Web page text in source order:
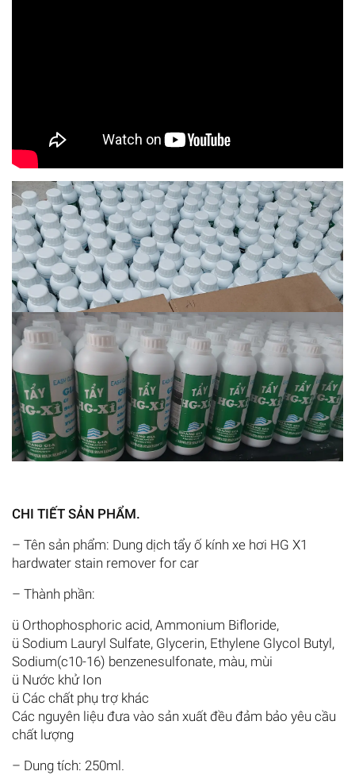
CHI TIẾT SẢN PHẨM.
– Tên sản phẩm: Dung dịch tẩy ố kính xe hơi HG X1
hardwater stain remover for car
– Thành phần:
ü Orthophosphoric acid, Ammonium Bifloride,
ü Sodium Lauryl Sulfate, Glycerin, Ethylene Glycol Butyl,
Sodium(c10-16) benzenesulfonate, màu, mùi
ü Nước khử Ion
ü Các chất phụ trợ khác
Các nguyên liệu đưa vào sản xuất đều đảm bảo yêu cầu
chất lượng
– Dung tích: 250ml.